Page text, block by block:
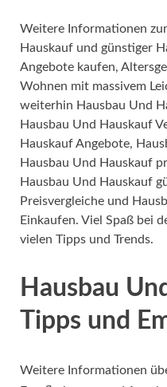
Weitere Informationen
Hauskauf und günstiger
Angebote kaufen,
Wohnen mit massivem
weiterhin Hausbau Und
Hausbau Und Hauskauf
Hauskauf Angebote,
Hausbau Und Hauskauf
Hausbau Und Hauskauf
Preisvergleiche und
Einkaufen. Viel Spaß bei
vielen Tipps und Trends.
Hausbau
Tipps und
Weitere Informationen